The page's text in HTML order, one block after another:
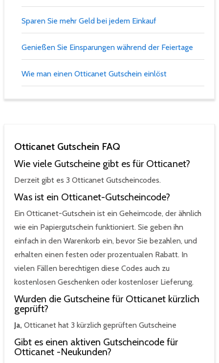
Sparen Sie mehr Geld bei jedem Einkauf
Genießen Sie Einsparungen während der Feiertage
Wie man einen Otticanet Gutschein einlöst
Otticanet Gutschein FAQ
Wie viele Gutscheine gibt es für Otticanet?
Derzeit gibt es 3 Otticanet Gutscheincodes.
Was ist ein Otticanet-Gutscheincode?
Ein Otticanet-Gutschein ist ein Geheimcode, der ähnlich
wie ein Papiergutschein funktioniert. Sie geben ihn
einfach in den Warenkorb ein, bevor Sie bezahlen, und
erhalten einen festen oder prozentualen Rabatt. In
vielen Fällen berechtigen diese Codes auch zu
kostenlosen Geschenken oder kostenloser Lieferung.
Wurden die Gutscheine für Otticanet kürzlich
geprüft?
Ja, Otticanet hat 3 kürzlich geprüften Gutscheine
Gibt es einen aktiven Gutscheincode für
Otticanet -Neukunden?